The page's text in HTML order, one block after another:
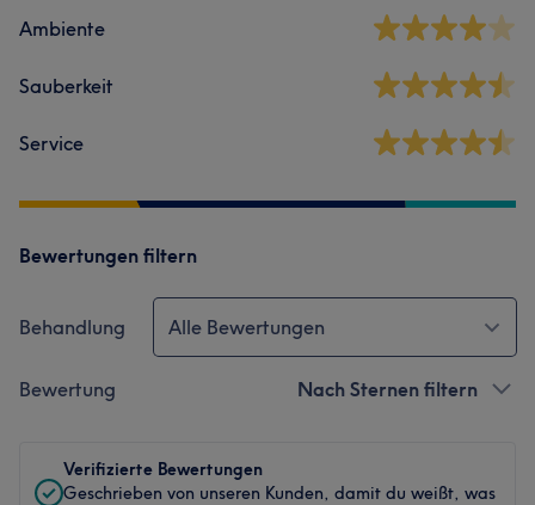
Ambiente
Sauberkeit
Service
Bewertungen filtern
Behandlung Alle Bewertungen
Bewertung Nach Sternen filtern
Verifizierte Bewertungen
Geschrieben von unseren Kunden, damit du weißt, was